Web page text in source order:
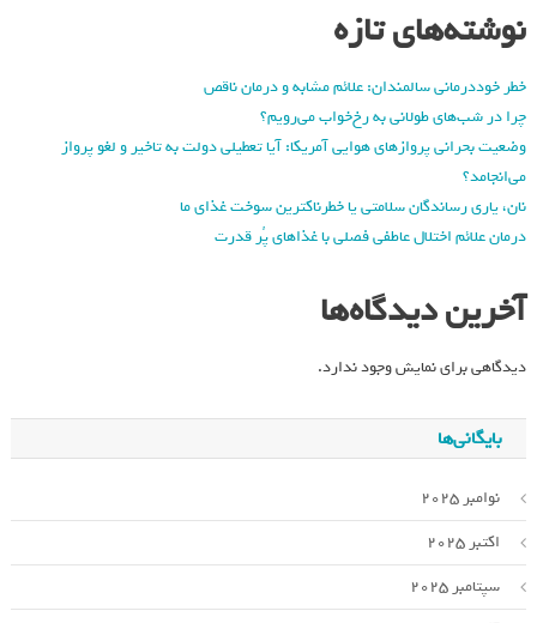
نوشته‌های تازه
خطر خوددرمانی سالمندان: علائم مشابه و درمان ناقص
چرا در شب‌های طولانی به رخ‌خواب می‌رویم؟
وضعیت بحرانی پروازهای هوایی آمریکا: آیا تعطیلی دولت به تاخیر و لغو پرواز
می‌انجامد؟
نان، یاری رساندگان سلامتی یا خطرناکترین سوخت غذای ما
درمان علائم اختلال عاطفی فصلی با غذاهای پُر قدرت
آخرین دیدگاه‌ها
دیدگاهی برای نمایش وجود ندارد.
بایگانی‌ها
نوامبر 2025
اکتبر 2025
سپتامبر 2025